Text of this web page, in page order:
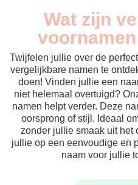
Wat zijn
Twijfelen jullie over de
vergelijkbare namen te
doen! Vinden jullie een
niet helemaal overtuigd?
namen helpt verder. Deze
oorsprong of stijl. Ideaal
zonder jullie smaak uit het
jullie op een eenvoudige en
naam voor jullie